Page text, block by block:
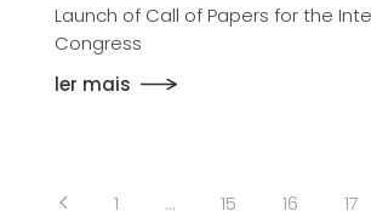
Launch of Call of Papers for the
Congress
ler mais
1 … 15 16 17